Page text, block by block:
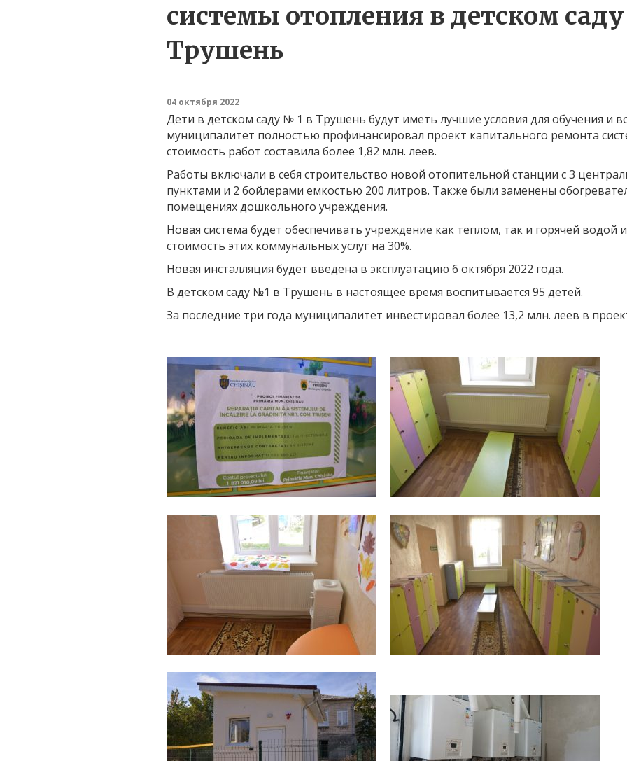
системы отопления в детском
Трушень
04 октября 2022
Дети в детском саду № 1 в Трушень будут иметь лучшие условия для обучения и
муниципалитет полностью профинансировал проект капитального ремонта
стоимость работ составила более 1,82 млн. леев.
Работы включали в себя строительство новой отопительной станции с 3
пунктами и 2 бойлерами емкостью 200 литров. Также были заменены
помещениях дошкольного учреждения.
Новая система будет обеспечивать учреждение как теплом, так и горячей водой
стоимость этих коммунальных услуг на 30%.
Новая инсталляция будет введена в эксплуатацию 6 октября 2022 года.
В детском саду №1 в Трушень в настоящее время воспитывается 95 детей.
За последние три года муниципалитет инвестировал более 13,2 млн. леев в